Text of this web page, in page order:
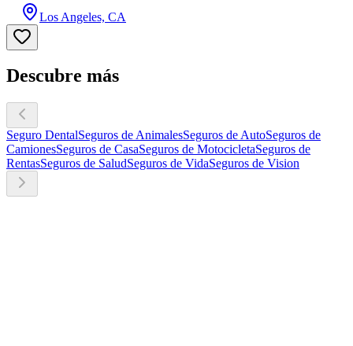
Los Angeles, CA
Descubre más
Seguro DentalSeguros de AnimalesSeguros de AutoSeguros de
CamionesSeguros de CasaSeguros de MotocicletaSeguros de
RentasSeguros de SaludSeguros de VidaSeguros de Vision